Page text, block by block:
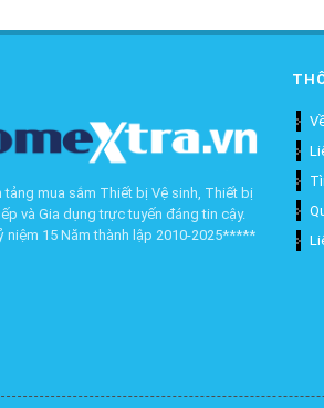
tảng mua sắm Thiết bị Vệ sinh, Thiết bị
và Gia dụng trực tuyến đáng tin cậy.
niệm 15 Năm thành lập 2010-2025*****